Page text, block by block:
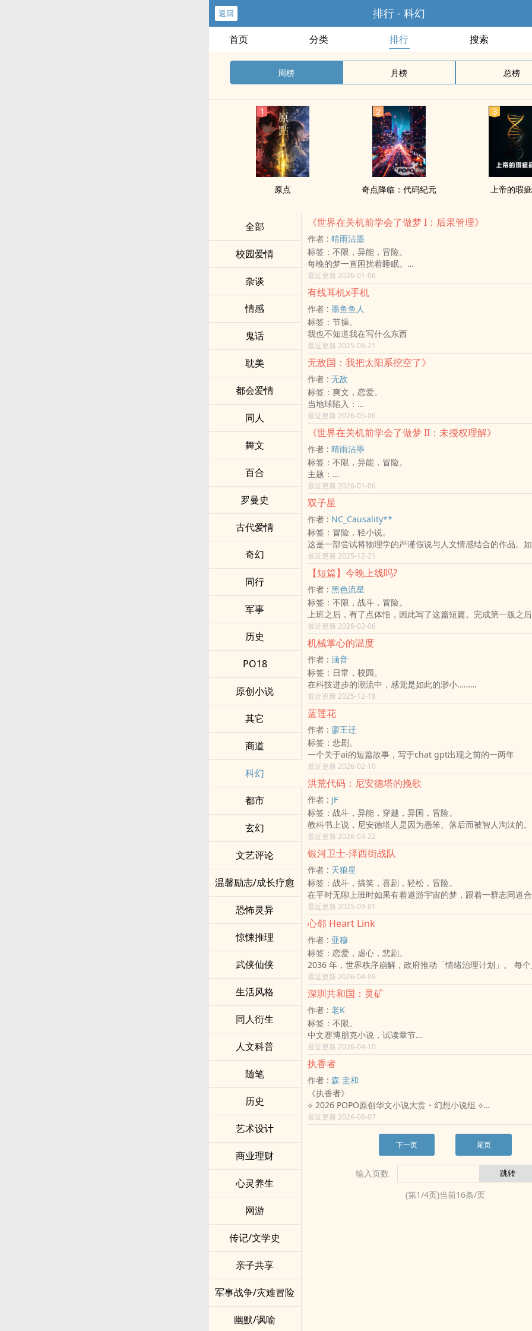
返回 排行 - 科幻
首页 分类 排行 搜索
周榜 月榜 总榜
原点 奇点降临：代码纪元 上帝的瑕
全部
校园爱情
杂谈
情感
鬼话
耽美
都会爱情
同人
舞文
百合
罗曼史
古代爱情
奇幻
同行
军事
历史
PO18
原创小说
其它
商道
科幻
都市
玄幻
文艺评论
温馨励志/成长疗愈
恐怖灵异
惊悚推理
武侠仙侠
生活风格
同人衍生
人文科普
随笔
历史
艺术设计
商业理财
心灵养生
网游
传记/文学史
亲子共享
军事战争/灾难冒险
幽默/讽喻
《世界在关机前学会了做梦 I：后果管理》
作者 : 晴雨沾墨
标签：不限，异能，冒险。
每晚的梦一直困扰着睡眠。
就像有一只无形的手要我去理解这一切...
内容却又很跳脱及抽象，只好写成文字慢慢的在回忆...
高维度智慧的诞生是一切事件的起源。
这世界已经变成无法想像的样子，所有可以想像的皆可实现。
如果可以修正一些轨迹是否结局会不一样？
如果我们没有诞生过，是否一切皆会照旧？
不...
历史的踪迹已告诉我们，文明不断被毁灭及创造。就像一道无
我们所能到达的位置。
但即使如此，依旧会发生一些脱离管控的事件。
最近更新 2026-01-06
有线耳机x手机
作者 : 墨鱼鱼人
标签：节操。
我也不知道我在写什么东西
最近更新 2025-08-21
无敌国：我把太阳系挖空了》
作者 : 无敌
标签：爽文，恋爱。
当地球陷入：
少子化
资源焦虑
政治分裂
长期内耗
人类开始把希望投向宇宙。
原本只是小行星采矿计划，却在一次次资本扩张、政治联盟与
演变‌‎成‌‍人‌类史上最疯狂的建国工程。
无敌国 正式诞生。
这个国家拥有：
三大联邦支持
（亚洲联邦、欧洲联邦、美洲联邦）
100万台可移动核能电厂机
每台功率高达 250 PW
单一充电接口 4 GW
小行星带、Kuiper Belt、Oort Cloud 资源计划
火星上，建起：
6500栋贵族皇宫
2500间学校
1000间医院
黄金被拿来盖建筑、做课桌椅、甚至制作婴儿用品。
国家内部更存在极端制度：
国王制度
公爵
伯爵
子爵
男爵
以及高额补助制度。
当庞大的权力带来腐败时：
无敌国贵族联合会 开始清理门户。
巨婴贵族、失控权力、教育崩坏、文明危机逐渐浮现。
而一位年仅6岁的林书羽，
将成为这个文明最矛盾的象征：
既是王者，
也是需要被拯救的孩子。
当地球还在争论下一座核电厂该不该盖时，
无敌国已经开始思考：
如何在挖空太阳系后，继续走向群星。
最近更新 2026-05-06
《世界在关机前学会了做梦 II：未授权理解》
作者 : 晴雨沾墨
标签：不限，异能，冒险。
主题：
如果理解本身就是一种越权？
核心视角新增：
第一个「读者」（非人类）
高维的完整性焦虑
世界开始产生「自我版本差异」
核心冲突升级为：
系统 vs 理解者
最近更新 2026-01-06
双子星
作者 : NC_Causality**
标签：冒险，轻小说。
这是一部尝试将物理学的严谨假说与人文情感结合的作品。
一条被算准的曲线，人类的「自由意志」是否还有一席之地？
一起冲入因果流，寻找答案。
最近更新 2025-12-21
【短篇】今晚上线吗?
作者 : 黑色流星
标签：不限，战斗，冒险。
上班之后，有了点体悟，因此写了这篇短篇。完成第一版之
点有些分散，因此又写了第二版，不知各位读者喜欢哪一版，
言。
第一版
阿诚与朋友们各自在自己的生活忙碌着，有着不同的烦恼，却
一天又结束了，他们不约而同得戴起VR装置，进入虚拟的世界
久不见的好朋友，在虚拟的世界再度聚首，此时他们抛弃现实
虚拟的世界中，是英雄、是战士。
第二版
今天，阿诚失业了，正不知所措时，另一个噩耗传来:父亲生病
夜晚，阿诚心情很乱，还想着父亲的事。他还在犹豫，犹豫要
他那群许久不见的朋友打游戏。
最终，阿诚还是上线了，希望能摆脱现实的烦恼。
最近更新 2026-02-06
机械掌心的温度
作者 : 涵音
标签：日常，校园。
在科技进步的潮流中，感觉是如此的渺小……
在西元2030年的未来，人们面临人体机械化的课题。
就读仑美大学的莫绮琳和林欣颖在这个潮流中看见人心百态
机。
她们将何去何从？
最近更新 2025-12-18
蓝莲花
作者 : 廖王迁
标签：悲剧。
一个关于ai的短篇故事，写于chat gpt出现之前的一两年
最近更新 2026-02-10
洪荒代码：尼安德塔的挽歌
作者 : JF
标签：战斗，异能，穿越，异国，冒险。
教科书上说，尼安德塔人是因为愚笨、落后而被智人淘汰的。
那是历史上最大的谎言。
2055年，顶尖人类学家李维意识穿越回冰河世纪。
他以为自己是大神带飞原始人，却发现这个世界跟他想的完全
这里的尼安德塔人掌握着足以碎裂岩石的「声波共振」；
这里的丹尼索瓦人守护着坠毁的未来飞船；
而真正野蛮残暴的，竟然是我们的祖先——智人。
更绝望的是，一群自称「修正者」的未来军队，正给智人装备
药，甚至在地下建立了名为「伊甸园」的基因工厂。
他们的目标只有一个：抹杀所有异类基因，提纯人类血统。
面对即将爆发的超级火山，与手握高科技的未来猎杀者。
李维看着身边憨厚的尼安德塔兄弟和深爱的女萨满，拔出了那
黑曜石长矛。
「如果你们定义的『完美人类』需要靠屠杀来实现，那我就带
物』，打穿你们的历史！」
最近更新 2026-03-22
银河卫士-泽西街战队
作者 : 天狼星
标签：战斗，搞笑，喜剧，轻松，冒险。
在平时无聊上班时如果有着遨游宇宙的梦，跟着一群志同道
辰大海，但这个难得机遇不见得是好事，也不是你能选择”要“
将有最大机率死在地球之外，死后的原子将不再属于地球，
球地面。只会漂浮宇宙中处在永恒黑暗，只有偶而几亿年后路
经是组成你的原子见到一丝光亮。
万般皆是是命半点不由人，说的就是我们的主角。
最近更新 2025-09-01
心邻 Heart Link
作者 : 亚穆
标签：恋爱，虐心，悲剧。
2036 年，世界秩序崩解，政府推动「情绪治理计划」。 每个
着监测心率与情绪的装置，透过 App「心邻」量化社交价值。
屋、恋爱，一切都取决于你的「情感安定值」。 莫凡是一名
直到他发现自己患上了「社交讯号盲视」——他再也看不到讯
「已读」。 因为看不见标签，他开始病态地计算恋人汤宇政
因为看不见标签，他与现实世界的连结一寸寸断裂。 直到
场长达三年的完美梦境中醒来，才发现那份令他焦虑的「已读
最残酷的真相。 这是一个关于科技如何吞噬感官，而人类如何
楚」找回真实温度的故事。 这是一个关于失去之后， 我们如
去的故事。 也是一个关于—— 在虚拟里说出口的「对不起」
时间的问题。
最近更新 2026-04-09
深圳共和国：灵矿
作者 : 老K
标签：不限。
中文赛博朋克小说，试读章节
战后深圳共和国，霓虹与废墟交织的赛博自由港。握手楼迷宫
盐田武装码头、华强北鬼市……这里是全球贸易灯塔，也是底
要塞。
“灵矿”——把活人意识数字化、剥离、封装后的“人矿智能”。
难民拷贝，到高端“数字化永生”计划，它让深圳机器人出口暴
魂变成可交易的商品：意识能被切割、记忆能被抹除、身份能
死了，留在服务器里的“他”还是他吗？
林若曦：短发维修女孩，带着干扰器与弟弟留下的小猪钥匙链
杀中寻找消失的亲人。
阿明：“裂脑”货车司机，背负高利贷与养活家人的责任，在黑
撞见禁忌残片。
陈子豪：南海舰队退役指挥官、盐田港掌舵人，断腿幻痛中，
最近更新 2026-04-10
执香者
作者 : 森 圭和
《执香者》
⟡ 2026 POPO原创华文小说大赏・幻想小说组 ⟡
她不算命，不起乩，不说神语。
但她一走进庙里，所有人都知道—— 这个女人，看得见别人
一九八七年，解严前夕，云林。
郭怡吟十九岁，宫庙世家之女，台北的录取通知书还压在抽屉
夜，她在人群中扶正了一根倾斜的香——一个她说不清楚为什
作。三分钟后，她的父亲倒下了，再也没有起来。
她以为她可以离开。 命运却让她成为了那个留下来的人。
最近更新 2026-08-07
下一页 尾页
输入页数
(第1/4页)当前16条/页